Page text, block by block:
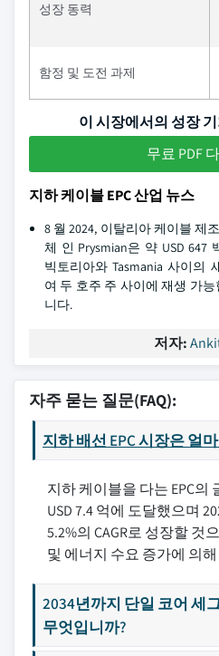
성장 동력
함정 및 도전 과제
이 시장에서의 성장
무료 PDF
지하 케이블 EPC 산업 뉴스
8 월 2024, 이탈리아 케이블 제
체 인 Prysmian은 약 USD 647
빅토리아와 Tasmania 사이의
여 두 호주 주 사이에 재생 가
니다.
저자:
자주 묻는 질문(FAQ):
지하 배선 EPC 시장은 얼
지하 케이블을 다는 EPC의
USD 7.4 억에 도달했으며
5.2%의 CAGR로 성장할 것
및 에너지 수요 증가에 의
2034년까지 단일 코어 세
무엇입니까?